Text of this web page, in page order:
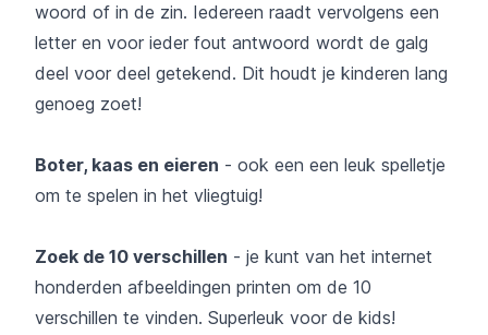
woord of in de zin. Iedereen raadt vervolgens een
letter en voor ieder fout antwoord wordt de galg
deel voor deel getekend. Dit houdt je kinderen lang
genoeg zoet!
Boter, kaas en eieren - ook een een leuk spelletje
om te spelen in het vliegtuig!
Zoek de 10 verschillen - je kunt van het internet
honderden afbeeldingen printen om de 10
verschillen te vinden. Superleuk voor de kids!